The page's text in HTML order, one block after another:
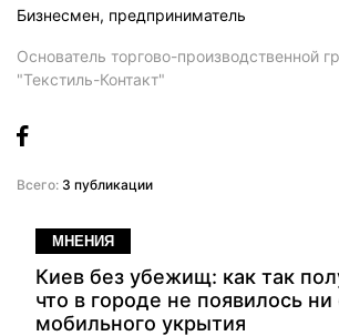
Бизнесмен, предприниматель
Основатель торгово-производственной
"Текстиль-Контакт"
Всего: 3 публикации
МНЕНИЯ
Киев без убежищ: как так
что в городе не появилось ни
мобильного укрытия